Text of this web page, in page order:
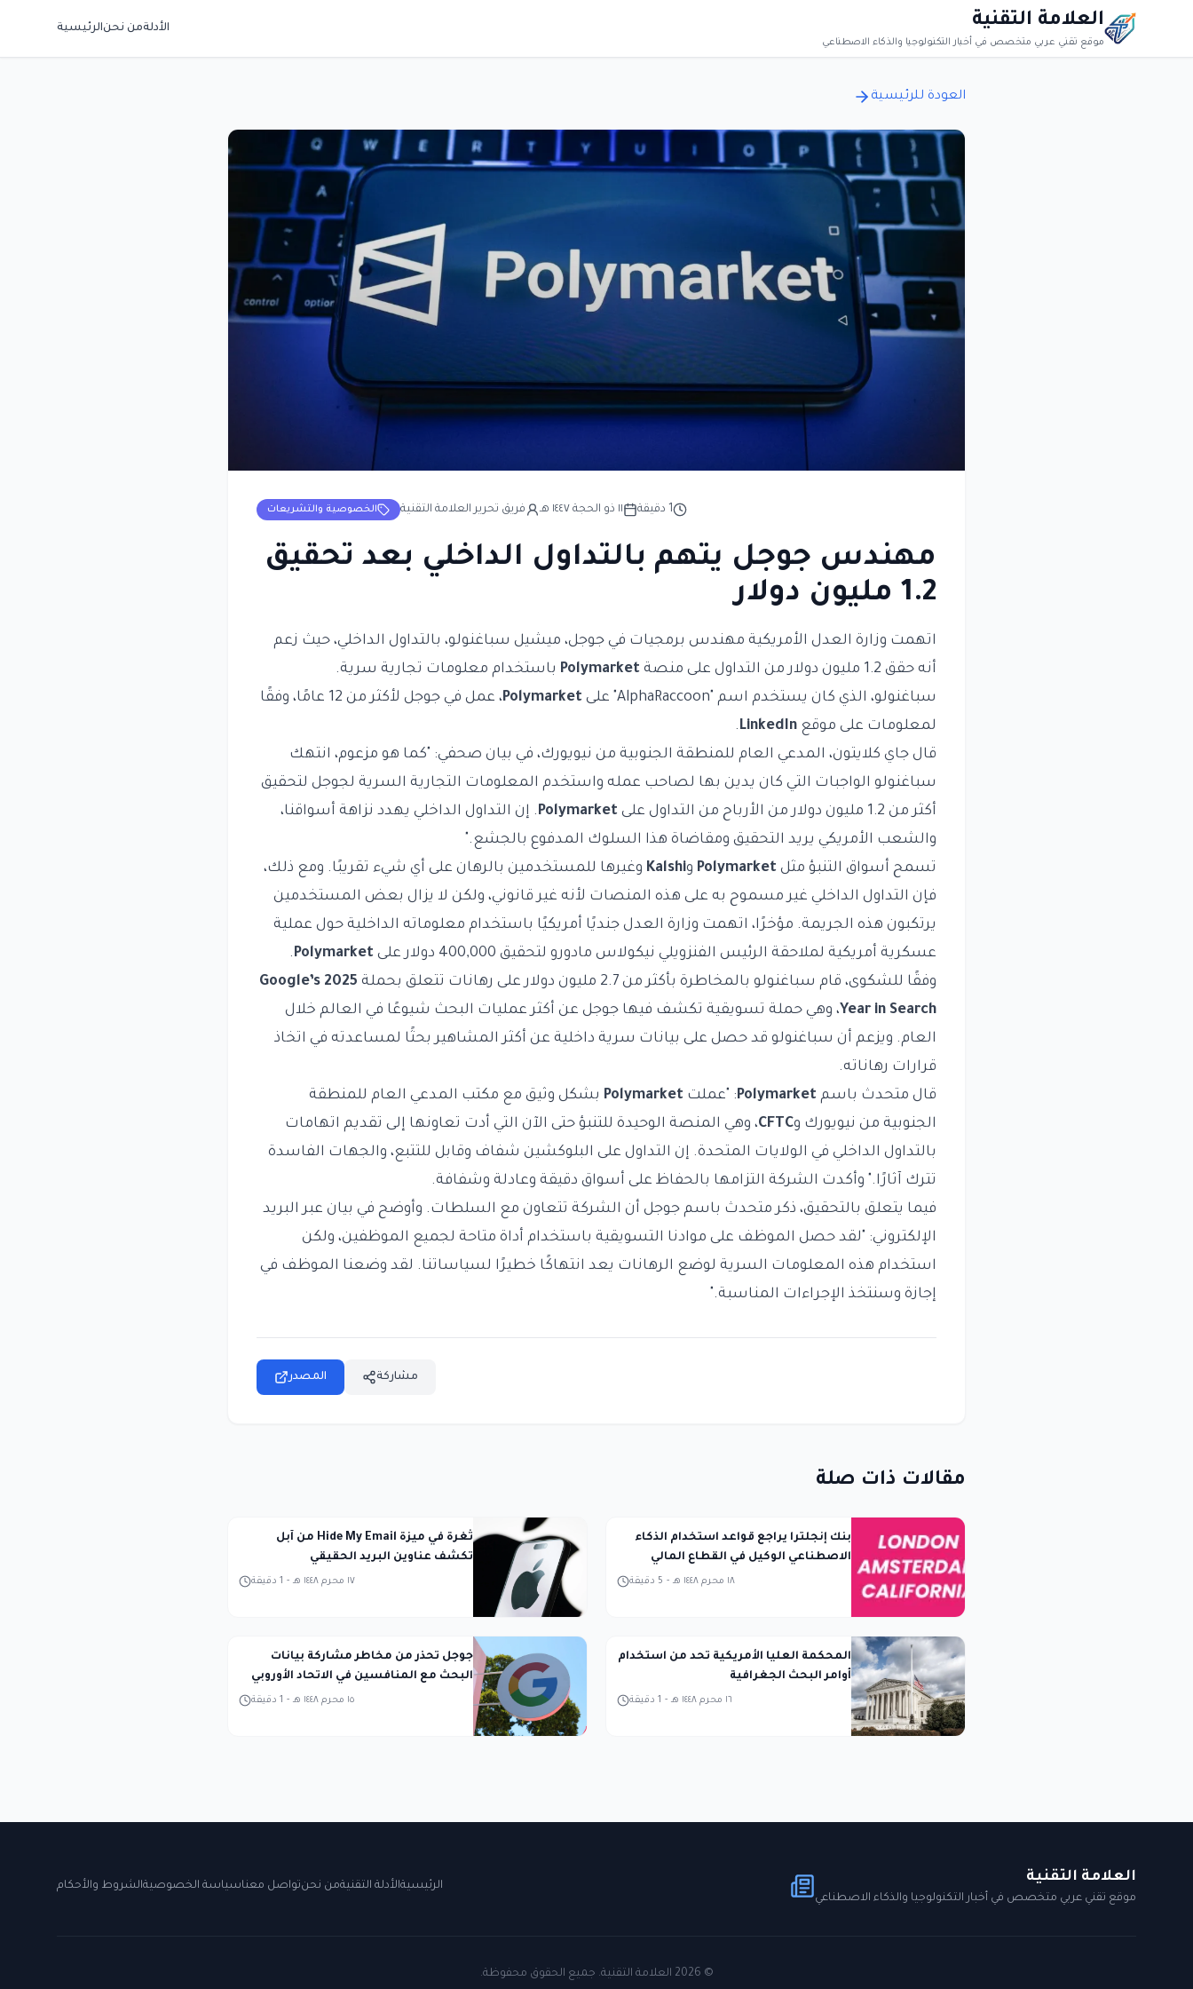
العلامة التقنية
موقع تقني عربي متخصص في أخبار التكنولوجيا والذكاء الاصطناعي
الأدلةمن نحنالرئيسية
العودة للرئيسية
الخصوصية والتشريعات فريق تحرير العلامة التقنية ١١ ذو الحجة ١٤٤٧ هـ 1 دقيقة
مهندس جوجل يتهم بالتداول الداخلي بعد تحقيق
1.2 مليون دولار
اتهمت وزارة العدل الأمريكية مهندس برمجيات في جوجل، ميشيل سباغنولو، بالتداول الداخلي، حيث زعم
أنه حقق 1.2 مليون دولار من التداول على منصة
Polymarket باستخدام معلومات تجارية سرية.
سباغنولو، الذي كان يستخدم اسم "AlphaRaccoon" على
Polymarket
، عمل في جوجل لأكثر من 12 عامًا، وفقًا
لمعلومات على موقع LinkedIn
.
قال جاي كلايتون، المدعي العام للمنطقة الجنوبية من نيويورك، في بيان صحفي: "كما هو مزعوم، انتهك
سباغنولو الواجبات التي كان يدين بها لصاحب عمله واستخدم المعلومات التجارية السرية لجوجل لتحقيق
أكثر من 1.2 مليون دولار من الأرباح من التداول على
Polymarket. إن التداول الداخلي يهدد نزاهة أسواقنا،
والشعب الأمريكي يريد التحقيق ومقاضاة هذا السلوك المدفوع بالجشع."
تسمح أسواق التنبؤ مثل Polymarket وKalshi وغيرها للمستخدمين بالرهان على أي شيء تقريبًا. ومع ذلك،
فإن التداول الداخلي غير مسموح به على هذه المنصات لأنه غير قانوني، ولكن لا يزال بعض المستخدمين
يرتكبون هذه الجريمة. مؤخرًا، اتهمت وزارة العدل جنديًا أمريكيًا باستخدام معلوماته الداخلية حول عملية
عسكرية أمريكية لملاحقة الرئيس الفنزويلي نيكولاس مادورو لتحقيق 400,000 دولار على
Polymarket
.
وفقًا للشكوى، قام سباغنولو بالمخاطرة بأكثر من 2.7 مليون دولار على رهانات تتعلق بحملة
Google’s 2025
Year in Search، وهي حملة تسويقية تكشف فيها جوجل عن أكثر عمليات البحث شيوعًا في العالم خلال
العام. ويزعم أن سباغنولو قد حصل على بيانات سرية داخلية عن أكثر المشاهير بحثًا لمساعدته في اتخاذ
قرارات رهاناته.
قال متحدث باسم Polymarket: "عملت Polymarket بشكل وثيق مع مكتب المدعي العام للمنطقة
الجنوبية من نيويورك وCFTC، وهي المنصة الوحيدة للتنبؤ حتى الآن التي أدت تعاونها إلى تقديم اتهامات
بالتداول الداخلي في الولايات المتحدة. إن التداول على البلوكشين شفاف وقابل للتتبع، والجهات الفاسدة
تترك آثارًا." وأكدت الشركة التزامها بالحفاظ على أسواق دقيقة وعادلة وشفافة.
فيما يتعلق بالتحقيق، ذكر متحدث باسم جوجل أن الشركة تتعاون مع السلطات. وأوضح في بيان عبر البريد
الإلكتروني: "لقد حصل الموظف على موادنا التسويقية باستخدام أداة متاحة لجميع الموظفين، ولكن
استخدام هذه المعلومات السرية لوضع الرهانات يعد انتهاكًا خطيرًا لسياساتنا. لقد وضعنا الموظف في
إجازة وسنتخذ الإجراءات المناسبة."
المصدر مشاركة
مقالات ذات صلة
بنك إنجلترا يراجع قواعد استخدام الذكاء
الاصطناعي الوكيل في القطاع المالي
5 دقيقة - ١٨ محرم ١٤٤٨ هـ
ثغرة في ميزة Hide My Email من آبل
تكشف عناوين البريد الحقيقي
1 دقيقة - ١٧ محرم ١٤٤٨ هـ
المحكمة العليا الأمريكية تحد من استخدام
أوامر البحث الجغرافية
1 دقيقة - ١٦ محرم ١٤٤٨ هـ
جوجل تحذر من مخاطر مشاركة بيانات
البحث مع المنافسين في الاتحاد الأوروبي
1 دقيقة - ١٥ محرم ١٤٤٨ هـ
العلامة التقنية
موقع تقني عربي متخصص في أخبار التكنولوجيا والذكاء الاصطناعي
الرئيسيةالأدلة التقنيةمن نحنتواصل معناسياسة الخصوصيةالشروط والأحكام
©
2026 العلامة التقنية. جميع الحقوق محفوظة.